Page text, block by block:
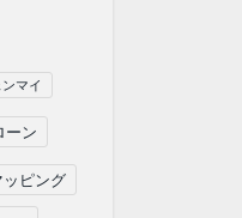
マイ
ーン
ピング